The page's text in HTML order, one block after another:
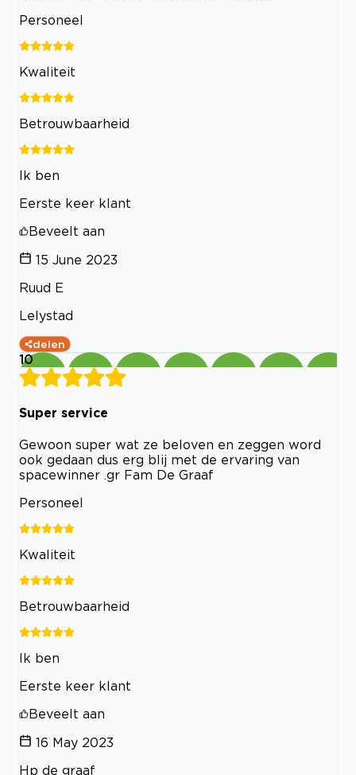
Personeel
Kwaliteit
Betrouwbaarheid
Ik ben
Eerste keer klant
Beveelt aan
15 June 2023
Ruud E
Lelystad
delen
10
Super service
Gewoon super wat ze beloven en zeggen word
ook gedaan dus erg blij met de ervaring van
spacewinner .gr Fam De Graaf
Personeel
Kwaliteit
Betrouwbaarheid
Ik ben
Eerste keer klant
Beveelt aan
16 May 2023
Hp de graaf